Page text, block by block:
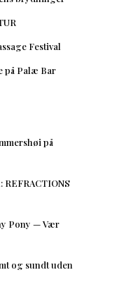
Festival
på Palæ Bar
på
Pony — Vær
og sundt uden